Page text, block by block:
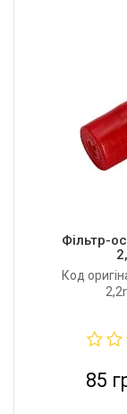
Фільтр-
Код
85